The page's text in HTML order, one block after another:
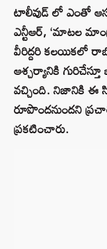
టాలీవుడ్ లో ఎంతో
ఎన్టీఆర్, ‘మాటల
వీరిద్దరి కలయికలో
ఆశ్చర్యానికి
వచ్చింది. నిజానికి ఈ
రూపొందనుందని
ప్రకటించారు.